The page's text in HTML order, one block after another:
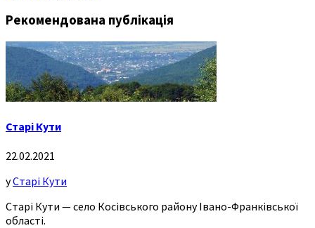
Рекомендована публікація
Старі Кути
22.02.2021
уСтарі Кути
Старі Кути — село Косівського району Івано-Франківської
області.